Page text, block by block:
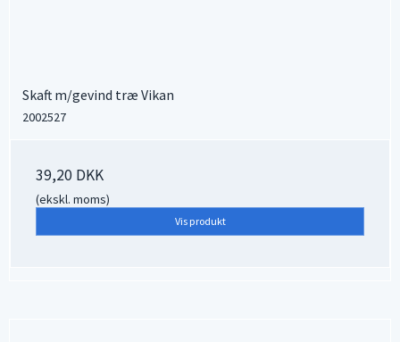
Skaft m/gevind træ Vikan
2002527
39,20 DKK
(ekskl. moms)
Vis produkt